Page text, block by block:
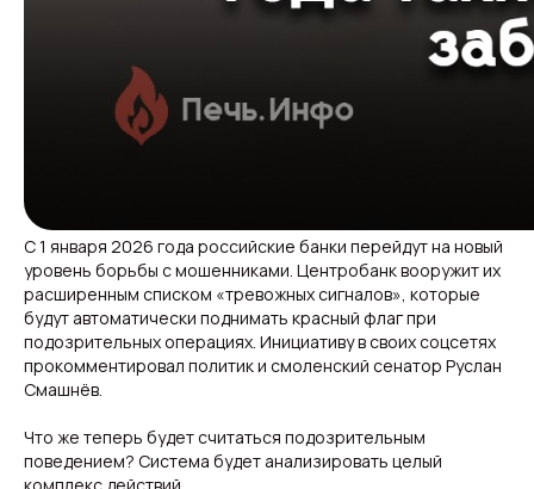
С 1 января 2026 года российские банки перейдут на новый
уровень борьбы с мошенниками. Центробанк вооружит их
расширенным списком «тревожных сигналов», которые
будут автоматически поднимать красный флаг при
подозрительных операциях. Инициативу в своих соцсетях
прокомментировал политик и смоленский сенатор Руслан
Смашнёв.
Что же теперь будет считаться подозрительным
поведением? Система будет анализировать целый